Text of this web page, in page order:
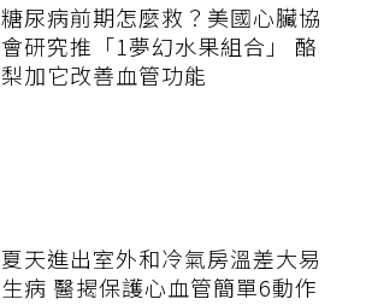
糖尿病前期怎麼救？美國心臟協
會研究推「1夢幻水果組合」 酪
梨加它改善血管功能
夏天進出室外和冷氣房溫差大易
生病 醫揭保護心血管簡單6動作